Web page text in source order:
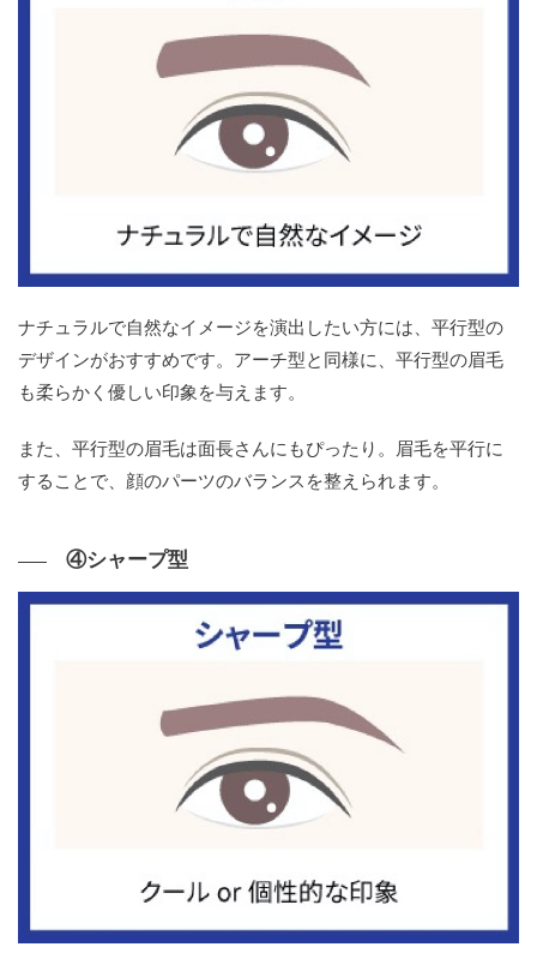
ナチュラルで自然なイメージを演出したい方には、平行型の
デザインがおすすめです。アーチ型と同様に、平行型の眉毛
も柔らかく優しい印象を与えます。
また、平行型の眉毛は面長さんにもぴったり。眉毛を平行に
することで、顔のパーツのバランスを整えられます。
④シャープ型